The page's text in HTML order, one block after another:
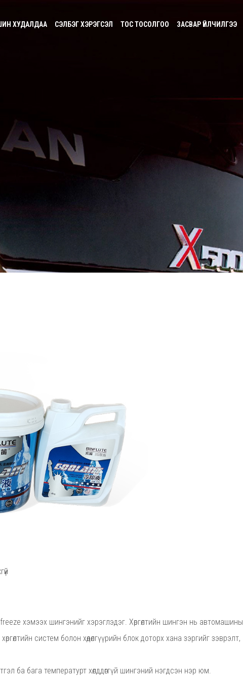
ХУДАЛДАА СЭЛБЭГ ХЭРЭГСЭЛ ТОС ТОСОЛГОО ЗАСВАР ҮЙЛЧИЛГЭЭ
хэмээх шингэнийг хэрэглэдэг. Хөргөлтийн шингэн нь автомашины
систем болон хөдөлгүүрийн блок доторх хана зэргийг зэврэлт,
ба бага температурт хөлддөггүй шингэний нэгдсэн нэр юм.